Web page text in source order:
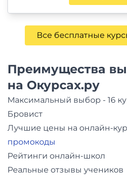
Все бесплатные
Преимущества
на Окурсах.ру
Максимальный выбор - 16
Бровист
Лучшие цены на онлайн-
промокоды
Рейтинги онлайн-школ
Реальные отзывы учеников